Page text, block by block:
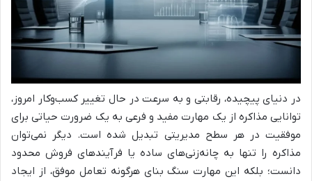
در دنیای پیچیده، رقابتی و به سرعت در حال تغییر کسب‌وکار امروز،
توانایی مذاکره از یک مهارت مفید و فرعی به یک ضرورت حیاتی برای
موفقیت در هر سطح مدیریتی تبدیل شده است. دیگر نمی‌توان
مذاکره را تنها به چانه‌زنی‌های ساده یا فرآیندهای فروش محدود
دانست؛ بلکه این مهارت سنگ بنای هرگونه تعامل موفق، از ایجاد